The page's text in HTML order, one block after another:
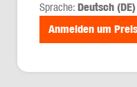
Sprache: Deutsch (DE)
Anmelden um